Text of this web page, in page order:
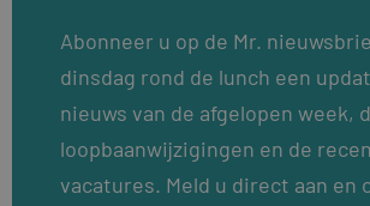
Abonneer u op de Mr.
dinsdag rond de lunch een
nieuws van de afgelopen week,
loopbaanwijzigingen en de
vacatures. Meld u direct aan en